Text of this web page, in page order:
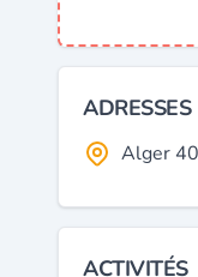
ADRESSES
Alger
ACTIVITÉS